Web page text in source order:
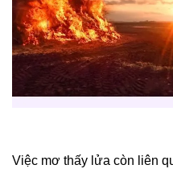
Việc mơ thấy lửa còn liên